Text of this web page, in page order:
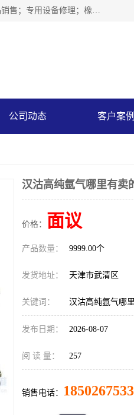
天津永腾气体销售有限公司成立于2020年，注册地位于天津市滨海新区。经营范围包括：专用化学产品销售；专用设备修理；橡胶制品销售；气体压缩机械销售；特种设备销售；仪器仪表销售；机械设备租赁；五金产品批发；食品添加剂销售等，主要供应：氧气、乙炔、氮气、氩气、氢气、氦气、液氨、液氮、一氧化碳、二氧化碳等，各种工业气体，高纯气体，食品级气体。
公司动态 客户案例
汉沽高纯氩气哪里有卖
价格： 面议
产品数量： 9999.00个
发货地址： 天津市武清区
关键词： 汉沽高纯氩气哪
发布日期： 2026-08-07
阅 读 量： 257
销售电话：